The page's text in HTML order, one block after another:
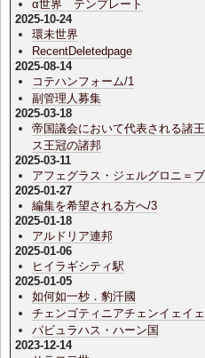
α世界 テンプレート
2025-10-24
環未世界
RecentDeletedpage
2025-08-14
コテハンフォーム/1
副管理人募集
2025-03-18
帝国議会において代表される諸
ス王冠の諸邦
2025-03-11
アフェグラス・ジェルグロニ＝
2025-01-27
編集を希望される方へ/3
2025-01-18
アルドリア連邦
2025-01-06
ヒイラギシティ駅
2025-01-05
如何如一杪．豹汗國
チェンゴティニアチェンイェイ
パビュラハス・ハーン国
2023-12-14